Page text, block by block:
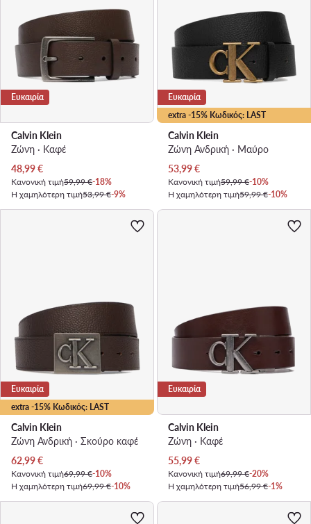
Ευκαιρία
Calvin Klein
Ζώνη · Καφέ
Τρέχουσα τιμή
48,99€
Κανονική τιμή59,99 €-18%
Η χαμηλότερη τιμή53,99 €-9%
extra -15% Κωδικός: LAST
Ευκαιρία
Calvin Klein
Ζώνη Ανδρική · Μαύρο
Τρέχουσα τιμή
53,99€
Κανονική τιμή59,99 €-10%
Η χαμηλότερη τιμή59,99 €-10%
extra -15% Κωδικός: LAST
Ευκαιρία
Calvin Klein
Ζώνη Ανδρική · Σκούρο καφέ
Τρέχουσα τιμή
62,99€
Κανονική τιμή69,99 €-10%
Η χαμηλότερη τιμή69,99 €-10%
Ευκαιρία
Calvin Klein
Ζώνη · Καφέ
Τρέχουσα τιμή
55,99€
Κανονική τιμή69,99 €-20%
Η χαμηλότερη τιμή56,99 €-1%